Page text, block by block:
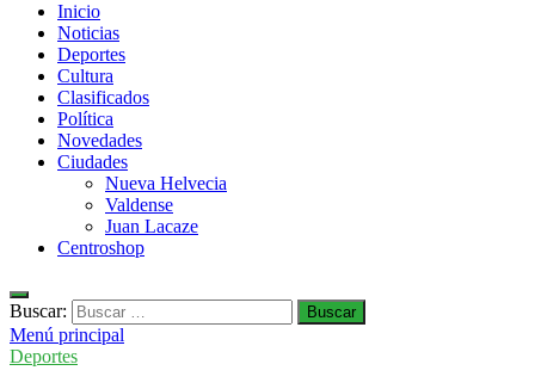
Rosario Web
Todas la noticias de Rosario y la zona
Inicio
Noticias
Deportes
Cultura
Clasificados
Política
Novedades
Ciudades
Nueva Helvecia
Valdense
Juan Lacaze
Centroshop
Buscar:
Menú principal
Deportes